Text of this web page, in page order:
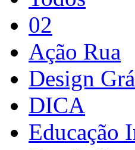
02
Ação Rua
Design
DICA
Educação